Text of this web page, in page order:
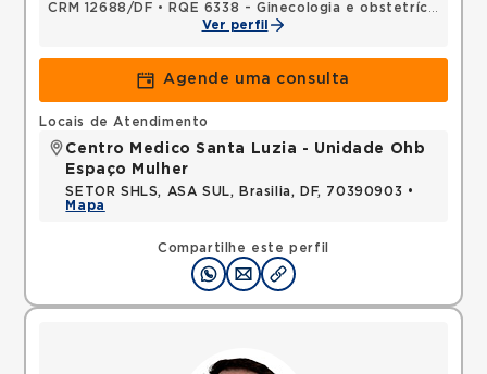
CRM 12688/DF •
RQE 6338 - Ginecologia e obstetrícia
Ver perfil
Agende uma consulta
Compartilhe este perfil
Locais de Atendimento
Centro Medico Santa Luzia - Unidade Ohb
Espaço Mulher
SETOR SHLS, ASA SUL, Brasilia, DF, 70390903 •
Mapa